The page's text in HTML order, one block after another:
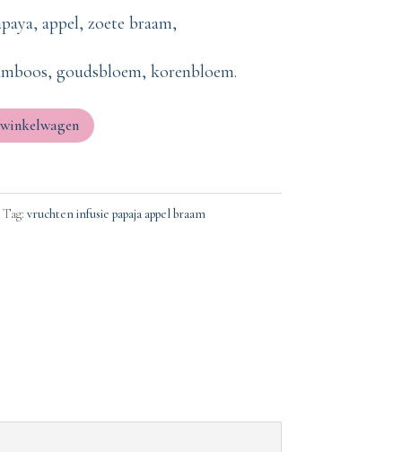
appel, zoete braam,
goudsbloem, korenbloem.
Tag: vruchten infusie papaja appel braam